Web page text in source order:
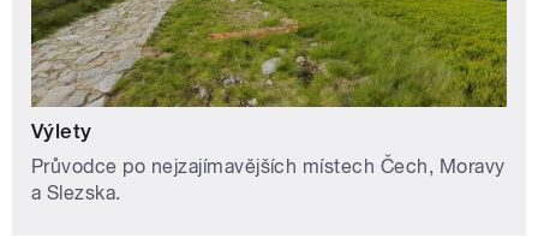
Výlety
Průvodce po nejzajímavějších místech Čech, Moravy
a Slezska.